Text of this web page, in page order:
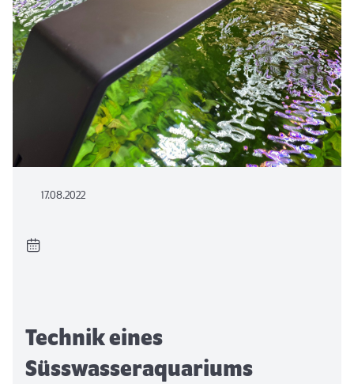
17.08.2022
Technik eines
Süsswasseraquariums